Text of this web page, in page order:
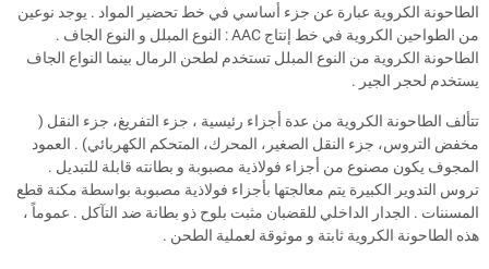
الطاحونة الكروية عبارة عن جزء أساسي في خط تحضير المواد . يوجد نوعين
من الطواحين الكروية في خط إنتاج AAC : النوع المبلل و النوع الجاف .
الطاحونة الكروية من النوع المبلل تستخدم لطحن الرمال بينما النواع الجاف
يستخدم لحجر الجير .
تتألف الطاحونة الكروية من عدة أجزاء رئيسية ، جزء التفريغ، جزء النقل (
مخفض التروس، جزء النقل الصغير، المحرك، المتحكم الكهربائي) . العمود
المجوف يكون مصنوع من أجزاء فولاذية مصبوبة و بطانته قابلة للتبديل .
تروس التدوير الكبيرة يتم معالجتها بأجزاء فولاذية مصبوبة بواسطة مكنة قطع
المسننات . الجدار الداخلي للقضبان مثبت بلوح ذو بطانة ضد التآكل . عموماً ،
هذه الطاحونة الكروية ثابتة و موثوقة لعملية الطحن .